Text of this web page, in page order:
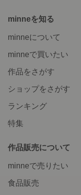
minneを知る
minneについて
minneで買いたい
作品をさがす
ショップをさがす
ランキング
特集
作品販売について
minneで売りたい
食品販売